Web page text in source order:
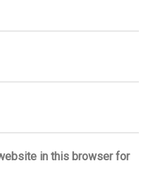
in this browser for